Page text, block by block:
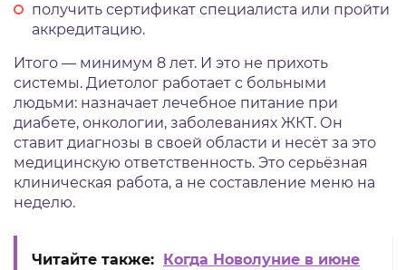
получить сертификат специалиста или пройти
аккредитацию.
Итого — минимум 8 лет. И это не прихоть
системы. Диетолог работает с больными
людьми: назначает лечебное питание при
диабете, онкологии, заболеваниях ЖКТ. Он
ставит диагнозы в своей области и несёт за это
медицинскую ответственность. Это серьёзная
клиническая работа, а не составление меню на
неделю.
Читайте также: Когда Новолуние в июне